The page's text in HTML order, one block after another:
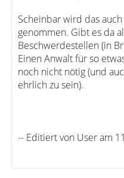
Scheinbar wird das
genommen. Gibt es da
Beschwerdestellen (in
Einen Anwalt für so
noch nicht nötig (und
ehrlich zu sein).
-- Editiert von User am